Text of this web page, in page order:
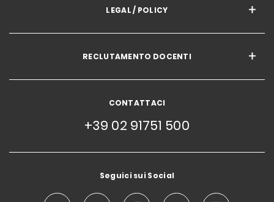
LEGAL / POLICY
RECLUTAMENTO DOCENTI
CONTATTACI
+39 02 91751 500
Seguici sui Social